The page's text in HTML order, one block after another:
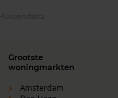
Grootste
woningmarkten
Amsterdam